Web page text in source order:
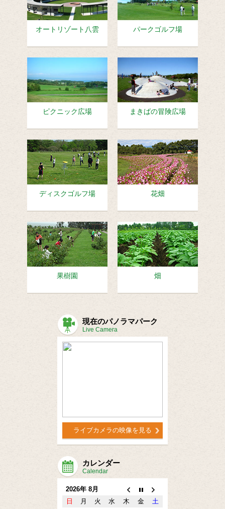
オートリゾート八雲 パークゴルフ場
ピクニック広場 まきばの冒険広場
ディスクゴルフ場 花畑
果樹園 畑
現在のパノラマパーク
Live Camera
ライブカメラの映像を見る
カレンダー
Calendar
2026年 8月
日
月 火 水 木 金
土